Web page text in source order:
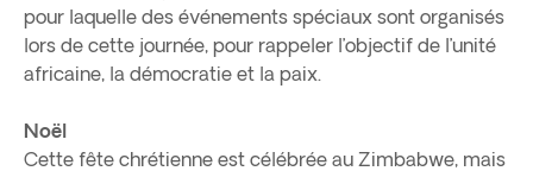
pour laquelle des événements spéciaux sont organisés
lors de cette journée, pour rappeler l’objectif de l’unité
africaine, la démocratie et la paix.
Noël
Cette fête chrétienne est célébrée au Zimbabwe, mais